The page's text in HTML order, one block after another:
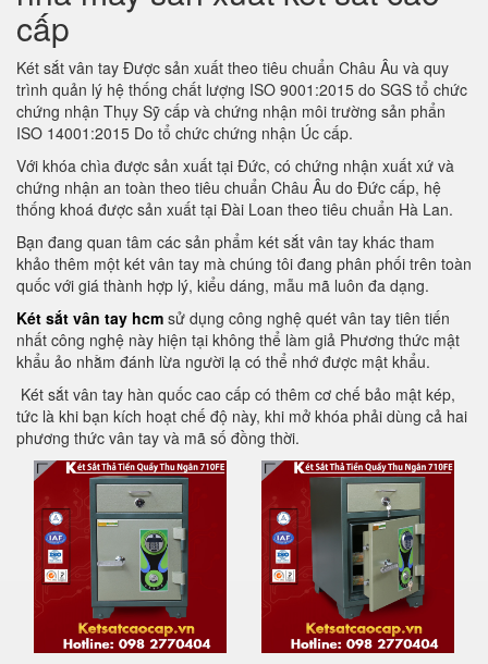
cấp
Két sắt vân tay Được sản xuất theo tiêu chuẩn Châu Âu và quy
trình quản lý hệ thống chất lượng ISO 9001:2015 do SGS tổ chức
chứng nhận Thụy Sỹ cấp và chứng nhận môi trường sản phẩn
ISO 14001:2015 Do tổ chức chứng nhận Úc cấp.
Với khóa chìa được sản xuất tại Đức, có chứng nhận xuất xứ và
chứng nhận an toàn theo tiêu chuẩn Châu Âu do Đức cấp, hệ
thống khoá được sản xuất tại Đài Loan theo tiêu chuẩn Hà Lan.
Bạn đang quan tâm các sản phẩm két sắt vân tay khác tham
khảo thêm một két vân tay mà chúng tôi đang phân phối trên toàn
quốc với giá thành hợp lý, kiểu dáng, mẫu mã luôn đa dạng.
Két sắt vân tay hcm sử dụng công nghệ quét vân tay tiên tiến
nhất công nghệ này hiện tại không thể làm giả Phương thức mật
khẩu ảo nhằm đánh lừa người lạ có thể nhớ được mật khẩu.
Két sắt vân tay hàn quốc cao cấp có thêm cơ chế bảo mật kép,
tức là khi bạn kích hoạt chế độ này, khi mở khóa phải dùng cả hai
phương thức vân tay và mã số đồng thời.